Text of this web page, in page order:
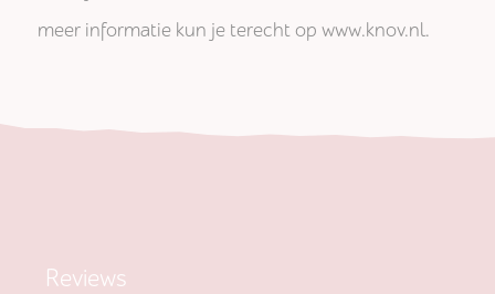
meer informatie kun je terecht op www.knov.nl.
Reviews